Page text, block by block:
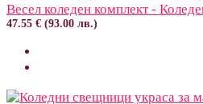
Весел коледен комплект -
47.55 € (93.00 лв.)